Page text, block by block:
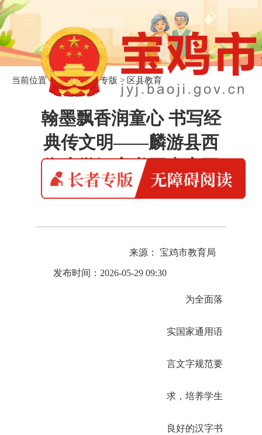
当前位置：首页>长者专版 > 区县教育
翰墨飘香润童心 书写经
典传文明——麟游县西
街小学汉字书写大赛圆
满举行
来源： 宝鸡市教育局
发布时间：2026-05-29 09:30
为全面落
实国家通用语
言文字规范要
求，培养学生
良好的汉字书